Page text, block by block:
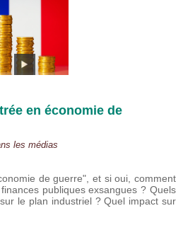
en économie de
les médias
de guerre", et si oui, comment
publiques exsangues ? Quels
le plan industriel ? Quel impact sur